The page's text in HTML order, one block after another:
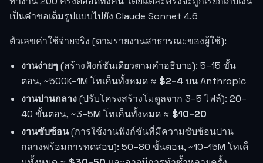
เป็นคำขอเต็มรูปแบบไปยัง Claude Sonnet 4.6
ตัวเลขค่าใช้จ่ายจริง (ตามรายงานสาธารณะของผู้ใช้):
งานง่ายๆ (สร้างฟังก์ชันเดียวตามคำอธิบาย): 5–15 ขั้น
ตอน, ~500K–1M โทเค็นทั้งหมด ≈ $2–4บน Anthropic
งานปานกลาง(ปรับโครงสร้างโมดูลจาก 3–5 ไฟล์): 20–
40 ขั้นตอน, ~3–5M โทเค็นทั้งหมด ≈ $10–20
งานซับซ้อน(การใช้งานฟังก์ชันที่มีความซับซ้อนปาน
กลางพร้อมการทดสอบ): 50–80 ขั้นตอน, ~10–15M โทเค็